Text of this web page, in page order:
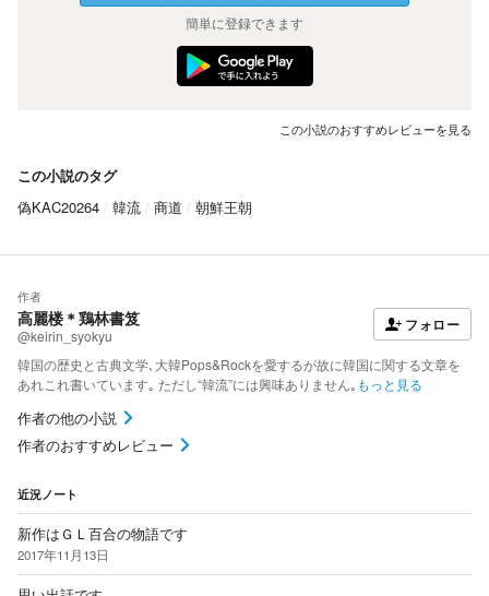
簡単に登録できます
この小説のおすすめレビューを見る
この小説のタグ
偽KAC20264
韓流 商道 朝鮮王朝
作者
高麗楼＊鶏林書笈
@keirin_syokyu
フォロー
韓国の歴史と古典文学､大韓Pops&Rockを愛するが故に韓国に関する文章を
あれこれ書いています｡ ただし“韓流”には興味ありません｡ もっと見る
作者の他の小説
作者のおすすめレビュー
近況ノート
新作はＧＬ百合の物語です
2017年11月13日